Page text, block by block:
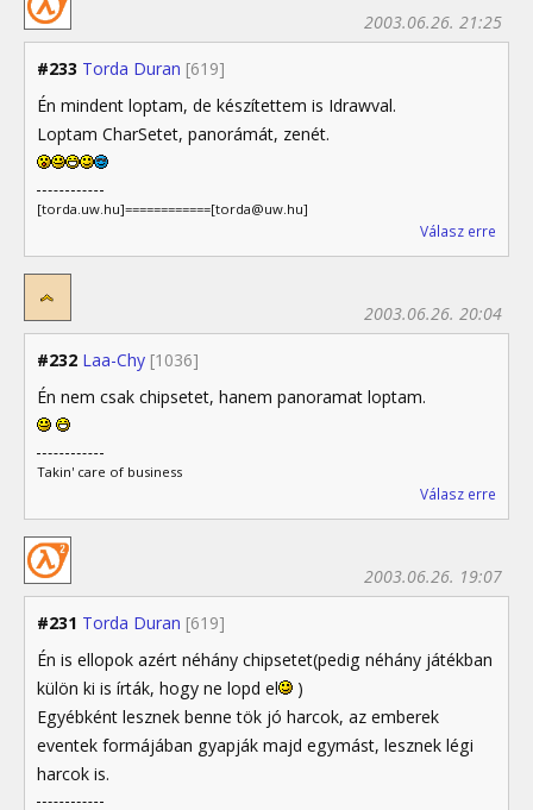
#233 Torda Duran [619]
2003.06.26. 21:25
Én mindent loptam, de készítettem is Idrawval.
Loptam CharSetet, panorámát, zenét.
[torda.uw.hu]============[torda@uw.hu]
Válasz erre
#232 Laa-Chy [1036]
2003.06.26. 20:04
Én nem csak chipsetet, hanem panoramat loptam.
Takin' care of business
Válasz erre
#231 Torda Duran [619]
2003.06.26. 19:07
Én is ellopok azért néhány chipsetet(pedig néhány játékban
külön ki is írták, hogy ne lopd el
)
Egyébként lesznek benne tök jó harcok, az emberek
eventek formájában gyapják majd egymást, lesznek légi
harcok is.